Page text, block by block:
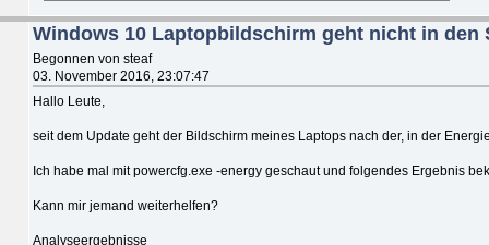
Windows 10 Laptopbildschirm geht nicht in den
Begonnen von steaf
03. November 2016, 23:07:47
Hallo Leute,
seit dem Update geht der Bildschirm meines Laptops nach der, in der
Ich habe mal mit powercfg.exe -energy geschaut und folgendes Ergebnis
Kann mir jemand weiterhelfen?
Analyseergebnisse